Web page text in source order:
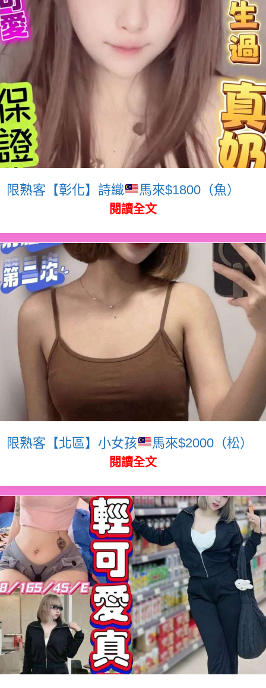
限熟客【彰化】詩織 馬來$1800（魚）
閱讀全文
限熟客【北區】小女孩 馬來$2000（松）
閱讀全文